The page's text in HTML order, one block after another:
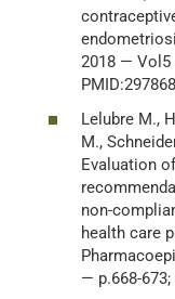
2018 — Vol5
Lelubre M.,
M.,
Evaluation
non-
health care
— p.668-673;